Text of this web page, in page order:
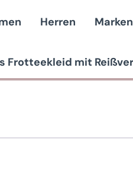
Herren Marken
Frotteekleid mit